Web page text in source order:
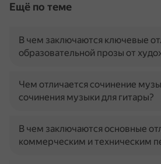
Ещё по теме
В чем заключаются ключевые
образовательной прозы от
Чем отличается сочинение
сочинения музыки для гитары?
В чем заключаются основные
коммерческим и техническим